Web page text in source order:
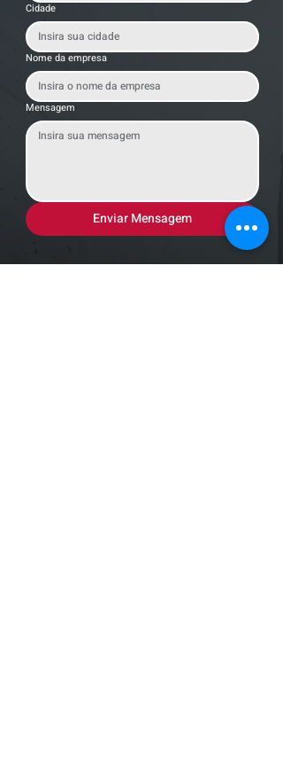
Cidade
Nome da empresa
Mensagem
Enviar Mensagem